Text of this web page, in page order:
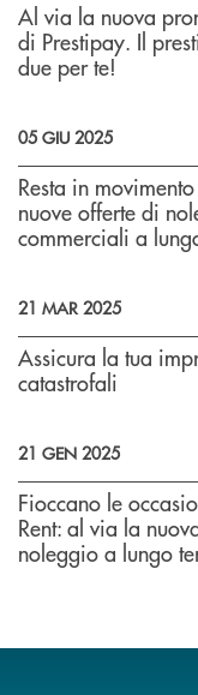
Al via la nuova
di Prestipay. Il
due per te!
05 GIU 2025
Resta in
nuove offerte di
commerciali a
21 MAR 2025
Assicura la tua
catastrofali
21 GEN 2025
Fioccano le
Rent: al via la
noleggio a lungo